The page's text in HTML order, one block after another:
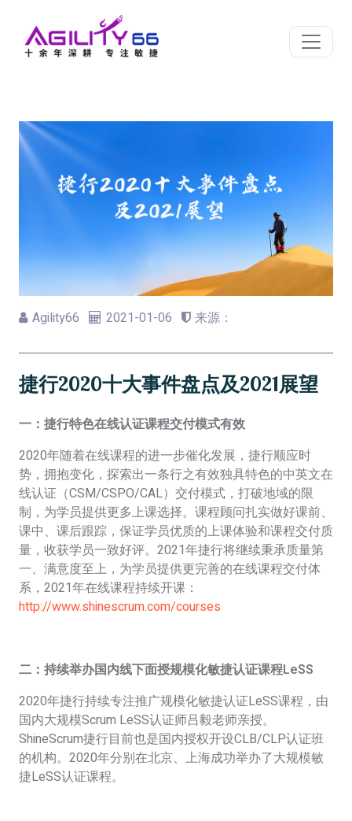
Agility66 2021-01-06 来源：
捷行2020十大事件盘点及2021展望
一： 捷行特色在线认证课程交付模式有效
2020年随着在线课程的进一步催化发展，捷行顺应时
势，拥抱变化，探索出一条行之有效独具特色的中英文在
线认证（CSM/CSPO/CAL）交付模式，打破地域的限
制，为学员提供更多上课选择。课程顾问扎实做好课前、
课中、课后跟踪，保证学员优质的上课体验和课程交付质
量，收获学员一致好评。2021年捷行将继续秉承质量第
一、满意度至上，为学员提供更完善的在线课程交付体
系，2021年在线课程持续开课：
http://www.shinescrum.com/courses
二： 持续举办国内线下面授规模化敏捷认证课程LeSS
2020年捷行持续专注推广规模化敏捷认证LeSS课程，由
国内大规模Scrum LeSS认证师吕毅老师亲授。
ShineScrum捷行目前也是国内授权开设CLB/CLP认证班
的机构。2020年分别在北京、上海成功举办了大规模敏
捷LeSS认证课程。